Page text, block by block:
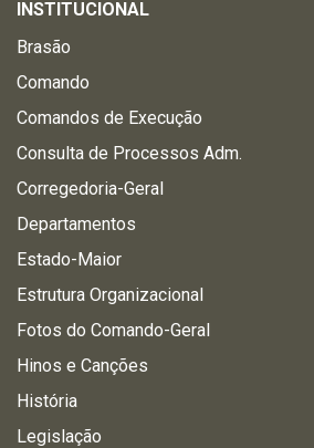
INSTITUCIONAL
Brasão
Comando
Comandos de Execução
Consulta de Processos Adm.
Corregedoria-Geral
Departamentos
Estado-Maior
Estrutura Organizacional
Fotos do Comando-Geral
Hinos e Canções
História
Legislação